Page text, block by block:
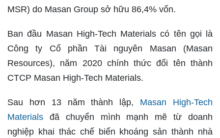
MSR) do Masan Group sở hữu 86,4% vốn.
Ban đầu Masan High-Tech Materials có tên gọi là
Công ty Cổ phần Tài nguyên Masan (Masan
Resources), năm 2020 chính thức đổi tên thành
CTCP Masan High-Tech Materials.
Sau hơn 13 năm thành lập, Masan High-Tech
Materials đã chuyển mình mạnh mẽ từ doanh
nghiệp khai thác chế biến khoáng sản thành nhà